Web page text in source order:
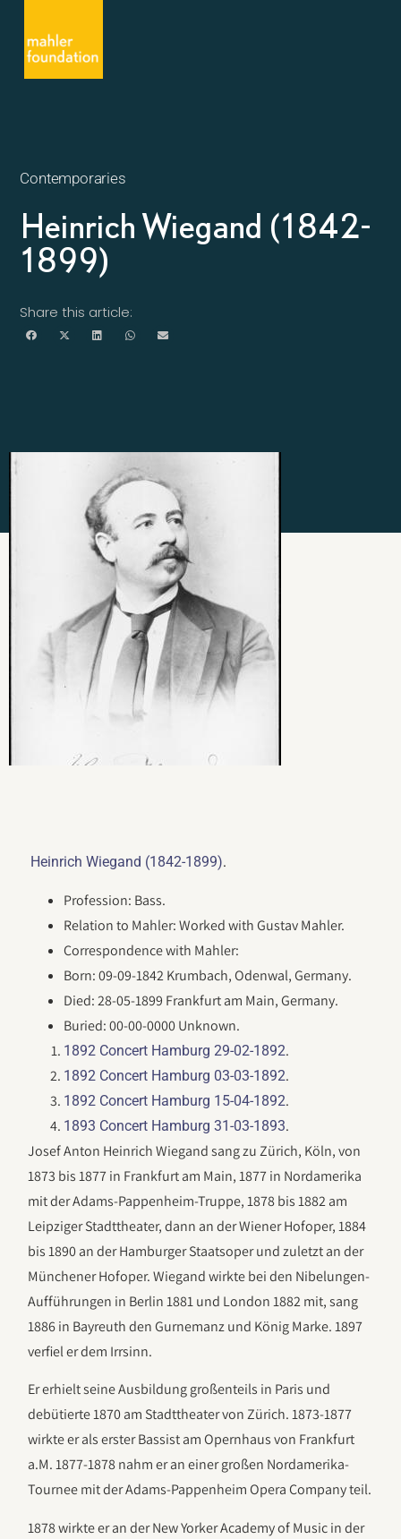
Contemporaries
Heinrich Wiegand (1842-
1899)
Share this article:
Heinrich Wiegand (1842-1899).
Profession: Bass.
Relation to Mahler: Worked with Gustav Mahler.
Correspondence with Mahler:
Born: 09-09-1842 Krumbach, Odenwal, Germany.
Died: 28-05-1899 Frankfurt am Main, Germany.
Buried: 00-00-0000 Unknown.
1892 Concert Hamburg 29-02-1892.
1892 Concert Hamburg 03-03-1892.
1892 Concert Hamburg 15-04-1892.
1893 Concert Hamburg 31-03-1893.
Josef Anton Heinrich Wiegand sang zu Zürich, Köln, von
1873 bis 1877 in Frankfurt am Main, 1877 in Nordamerika
mit der Adams-Pappenheim-Truppe, 1878 bis 1882 am
Leipziger Stadttheater, dann an der Wiener Hofoper, 1884
bis 1890 an der Hamburger Staatsoper und zuletzt an der
Münchener Hofoper. Wiegand wirkte bei den Nibelungen-
Aufführungen in Berlin 1881 und London 1882 mit, sang
1886 in Bayreuth den Gurnemanz und König Marke. 1897
verfiel er dem Irrsinn.
Er erhielt seine Ausbildung großenteils in Paris und
debütierte 1870 am Stadttheater von Zürich. 1873-1877
wirkte er als erster Bassist am Opernhaus von Frankfurt
a.M. 1877-1878 nahm er an einer großen Nordamerika-
Tournee mit der Adams-Pappenheim Opera Company teil.
1878 wirkte er an der New Yorker Academy of Music in der